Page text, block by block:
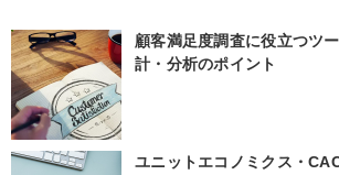
顧客満足度調査に役立つツ
計・分析のポイント
ユニットエコノミクス・